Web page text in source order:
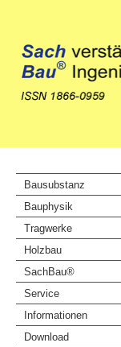
Navigation
überspringen
Bausubstanz
Bauphysik
Tragwerke
Holzbau
SachBau®
Service
Informationen
Download